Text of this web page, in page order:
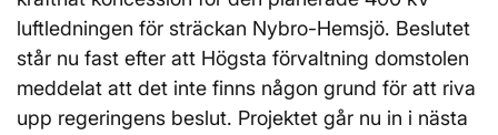
luftledningen för sträckan Nybro-Hemsjö. Beslutet
står nu fast efter att Högsta förvaltning domstolen
meddelat att det inte finns någon grund för att riva
upp regeringens beslut. Projektet går nu in i nästa